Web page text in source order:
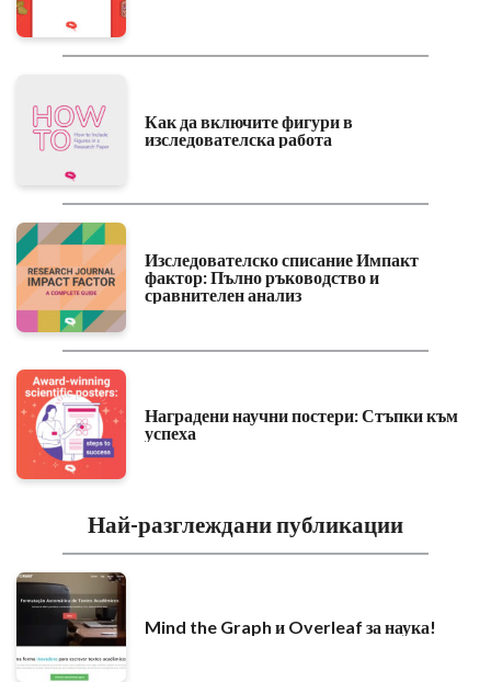
Как да включите фигури в
изследователска работа
Изследователско списание Импакт
фактор: Пълно ръководство и
сравнителен анализ
Наградени научни постери: Стъпки към
успеха
Най-разглеждани публикации
Mind the Graph и Overleaf за наука!